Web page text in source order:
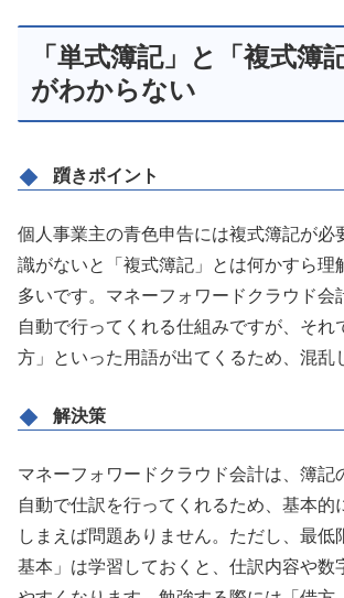
「単式簿記」と「複式簿
がわからない
躓きポイント
個人事業主の青色申告には複式簿記が必
識がないと「複式簿記」とは何かすら理
多いです。マネーフォワードクラウド会
自動で行ってくれる仕組みですが、それ
方」といった用語が出てくるため、混乱
解決策
マネーフォワードクラウド会計は、簿記
自動で仕訳を行ってくれるため、基本的
しまえば問題ありません。ただし、最低
基本」は学習しておくと、仕訳内容や数